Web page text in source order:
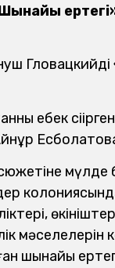
еңбек
мәселелерін
шынайы